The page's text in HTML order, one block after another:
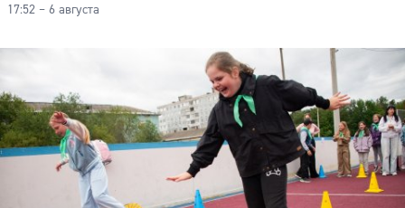
17:52 – 6 августа